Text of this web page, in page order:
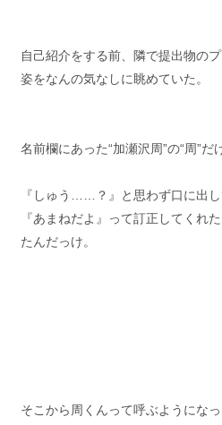
自己紹介をする前、隣で提出物の
姿をなんの気なしに眺めていた。
名前欄にあった“加瀬沢周”の“周”だ
『しゅう……？』と思わず口に出
『あまねだよ』って訂正してくれ
たんだっけ。
そこから周くんって呼ぶようにな